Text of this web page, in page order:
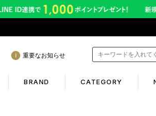
重要なお知らせ
BRAND CATEGORY